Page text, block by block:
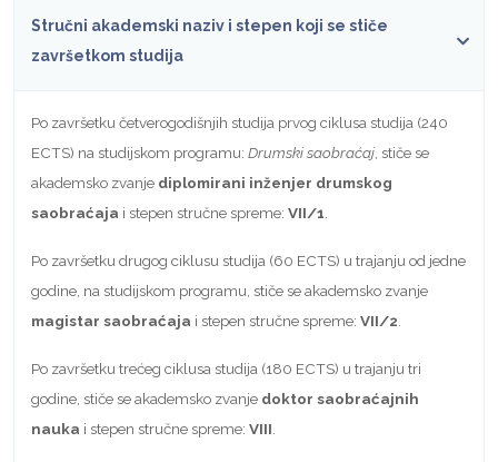
Stručni akademski naziv i stepen koji se stiče
završetkom studija
Po završetku četverogodišnjih studija prvog ciklusa studija (240
ECTS) na studijskom programu: Drumski saobraćaj , stiče se
akademsko zvanje diplomirani inženjer drumskog
saobraćaja i stepen stručne spreme: VII/1
Po završetku drugog ciklusu studija (60 ECTS) u trajanju od jedne
godine, na studijskom programu, stiče se akademsko zvanje
magistar saobraćaja i stepen stručne spreme: VII/2
Po završetku trećeg ciklusa studija (180 ECTS) u trajanju tri
godine, stiče se akademsko zvanje doktor saobraćajnih
nauka i stepen stručne spreme: VIII